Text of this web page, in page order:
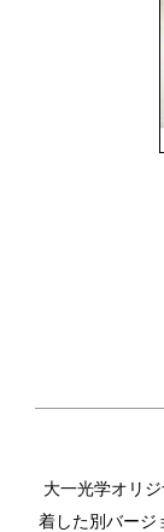
大一光学オリ
着した別バージ